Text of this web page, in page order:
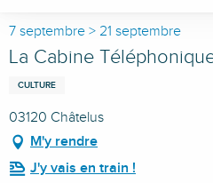
7 septembre > 21 septembre
La Cabine
CULTURE
03120 Châtelus
M'y rendre
J'y vais en train !